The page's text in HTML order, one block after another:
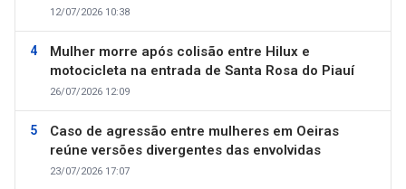
12/07/2026 10:38
Mulher morre após colisão entre Hilux e
motocicleta na entrada de Santa Rosa do Piauí
26/07/2026 12:09
Caso de agressão entre mulheres em Oeiras
reúne versões divergentes das envolvidas
23/07/2026 17:07